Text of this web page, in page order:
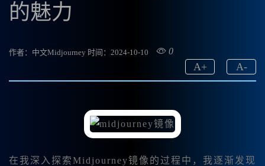
的魅力
作者：中文Midjourney 时间：2024-10-10 0
A-
A+
在我深入探索Midjourney镜像的过程中，我逐渐发现